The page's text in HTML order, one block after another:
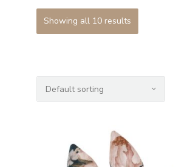
Showing all 10 results